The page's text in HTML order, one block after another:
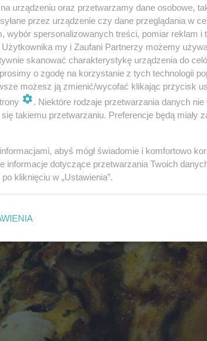
urządzeniu oraz przetwarzamy dane osobowe,
przez urządzenie czy dane przeglądania w
wybór spersonalizowanych treści, pomiar reklam i
Użytkownika my i Zaufani Partnerzy możemy
skanować charakterystykę urządzenia do
o zgodę na korzystanie z tych technologii
możesz ją zmienić/wycofać klikając przycisk
. Niektóre rodzaje przetwarzania danych
takiemu przetwarzaniu. Preferencje będą miały
abyś mógł świadomie i komfortowo
informacje dotyczące przetwarzania Twoich
kliknięciu w „Ustawienia”.